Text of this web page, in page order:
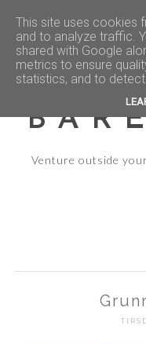
Venture outside
This site uses cookies
and to analyze traffic.
shared with Google
metrics to ensure
statistics, and to